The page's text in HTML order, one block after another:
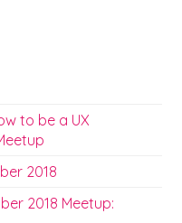
to be a UX
2018
2018 Meetup: